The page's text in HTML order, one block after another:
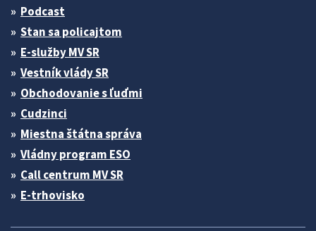
Podcast
Stan sa policajtom
E-služby MV SR
Vestník vlády SR
Obchodovanie s ľuďmi
Cudzinci
Miestna štátna správa
Vládny program ESO
Call centrum MV SR
E-trhovisko